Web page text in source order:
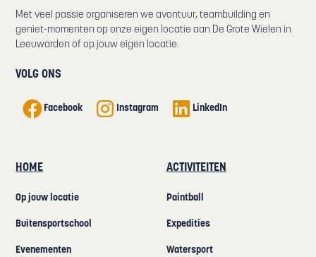
Met veel passie organiseren we avontuur, teambuilding en
geniet-momenten op onze eigen locatie aan De Grote Wielen in
Leeuwarden of op jouw eigen locatie.
VOLG ONS
Facebook Instagram LinkedIn
HOME
Op jouw locatie
Buitensportschool
Evenementen
ACTIVITEITEN
Paintball
Expedities
Watersport